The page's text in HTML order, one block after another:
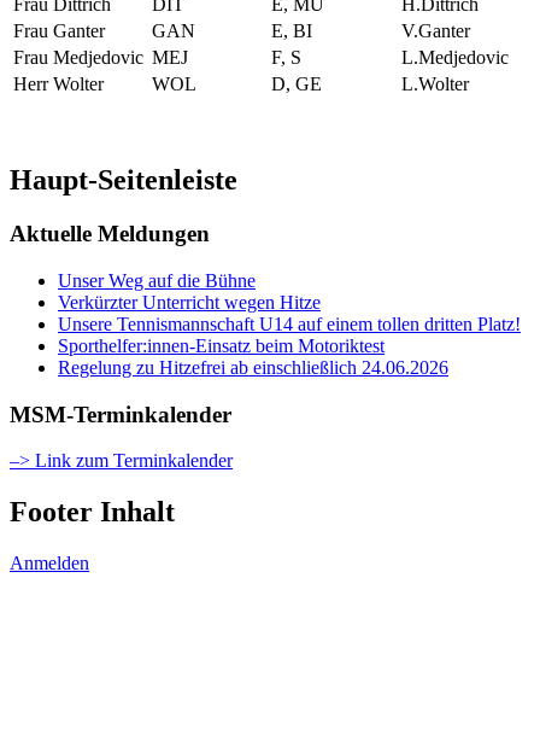
Frau Dittrich
DIT E, MU
H.Dittrich
Frau Ganter
GAN E, BI
V.Ganter
Frau Medjedovic MEJ F, S
L.Medjedovic
Herr Wolter
WOL D, GE L.Wolter
Haupt-Seitenleiste
Aktuelle Meldungen
Unser Weg auf die Bühne
Verkürzter Unterricht wegen Hitze
Unsere Tennismannschaft U14 auf einem tollen dritten Platz!
Sporthelfer:innen-Einsatz beim Motoriktest
Regelung zu Hitzefrei ab einschließlich 24.06.2026
MSM-Terminkalender
–> Link zum Terminkalender
Footer Inhalt
Anmelden